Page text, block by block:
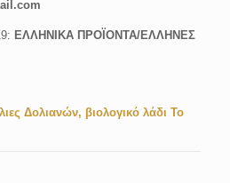
ΕΛΛΗΝΙΚΑ ΠΡΟΪΟΝΤΑ/ΕΛΛΗΝΕΣ
Δολιανών, βιολογικό λάδι Το